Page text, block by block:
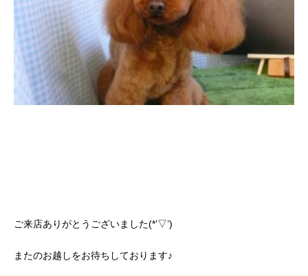
ご来店ありがとうございました(*’▽’)
またのお越しをお待ちしております♪